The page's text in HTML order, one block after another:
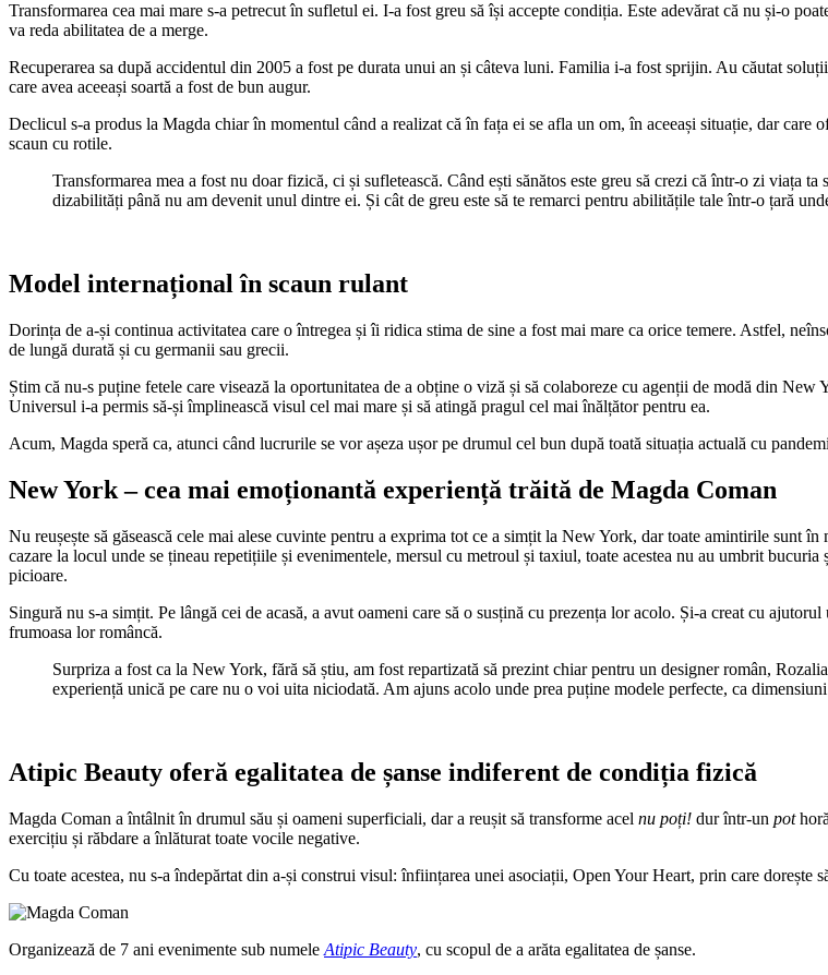
Transformarea cea mai mare s-a petrecut în sufletul ei. I-a fost greu să își accepte condiția. Este adevărat că nu și-o
va reda abilitatea de a merge.
Recuperarea sa după accidentul din 2005 a fost pe durata unui an și câteva luni. Familia i-a fost sprijin. Au căutat
care avea aceeași soartă a fost de bun augur.
Declicul s-a produs la Magda chiar în momentul când a realizat că în fața ei se afla un om, în aceeași situație, dar care
scaun cu rotile.
Transformarea mea a fost nu doar fizică, ci și sufletească. Când ești sănătos este greu să crezi că într-o zi viața
dizabilități până nu am devenit unul dintre ei. Și cât de greu este să te remarci pentru abilitățile tale într-o țară
Model internațional în scaun rulant
Dorința de a-și continua activitatea care o întregea și îi ridica stima de sine a fost mai mare ca orice temere. Astfel,
de lungă durată și cu germanii sau grecii.
Știm că nu-s puține fetele care visează la oportunitatea de a obține o viză și să colaboreze cu agenții de modă din
Universul i-a permis să-și împlinească visul cel mai mare și să atingă pragul cel mai înălțător pentru ea.
Acum, Magda speră ca, atunci când lucrurile se vor așeza ușor pe drumul cel bun după toată situația actuală cu
New York – cea mai emoționantă experiență trăită de Magda Coman
Nu reușește să găsească cele mai alese cuvinte pentru a exprima tot ce a simțit la New York, dar toate amintirile sunt
cazare la locul unde se țineau repetițiile și evenimentele, mersul cu metroul și taxiul, toate acestea nu au umbrit
picioare.
Singură nu s-a simțit. Pe lângă cei de acasă, a avut oameni care să o susțină cu prezența lor acolo. Și-a creat cu
frumoasa lor româncă.
Surpriza a fost ca la New York, fără să știu, am fost repartizată să prezint chiar pentru un designer român,
experiență unică pe care nu o voi uita niciodată. Am ajuns acolo unde prea puține modele perfecte, ca
Atipic Beauty oferă egalitatea de șanse indiferent de condiția fizică
Magda Coman a întâlnit în drumul său și oameni superficiali, dar a reușit să transforme acel nu poți! dur într-un pot
exercițiu și răbdare a înlăturat toate vocile negative.
Cu toate acestea, nu s-a îndepărtat din a-și construi visul: înființarea unei asociații, Open Your Heart, prin care dorește
Organizează de 7 ani evenimente sub numele Atipic Beauty, cu scopul de a arăta egalitatea de șanse.